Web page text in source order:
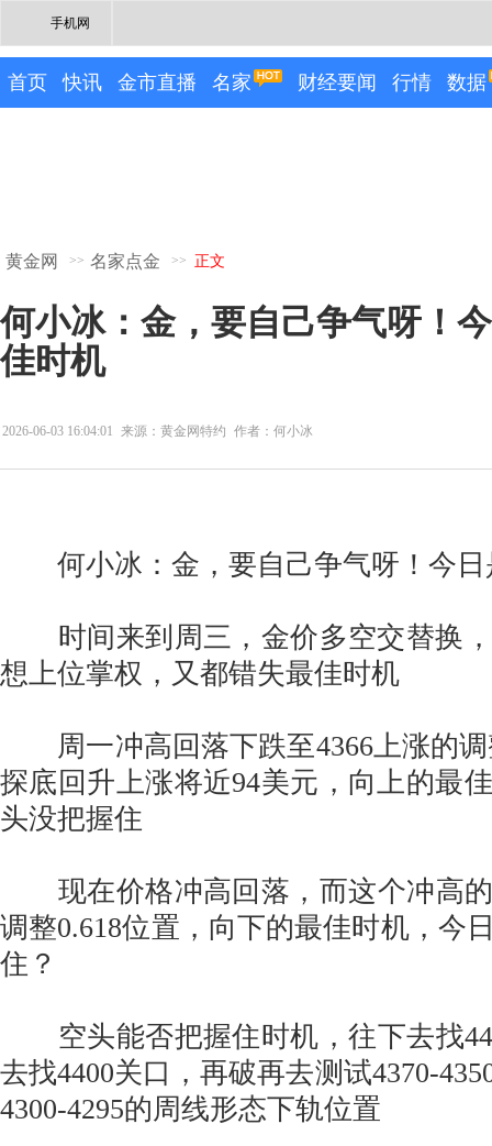
手机网
首页 快讯 金市直播 名家 财经要闻 行情 数据
黄金网 >> 名家点金 >> 正文
何小冰：金，要自己争气呀！
佳时机
2026-06-03 16:04:01 来源：黄金网特约 作者：何小冰
何小冰：金，要自己争气呀！今日
时间来到周三，金价多空交替换，
想上位掌权，又都错失最佳时机
周一冲高回落下跌至4366上涨的调
探底回升上涨将近94美元，向上的最
头没把握住
现在价格冲高回落，而这个冲高的
调整0.618位置，向下的最佳时机，今
住？
空头能否把握住时机，往下去找
去找4400关口，再破再去测试4370-
4300-4295的周线形态下轨位置